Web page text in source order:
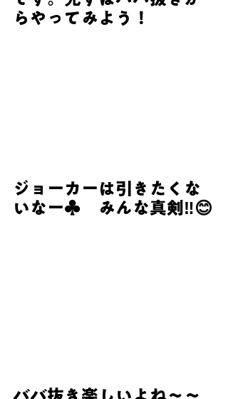
らやってみよう！
ジョーカーは引きたくな
いなー♣　みんな真剣‼😊